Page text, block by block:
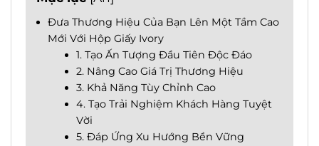
Đưa Thương Hiệu Của Bạn Lên Một Tầm Cao
Mới Với Hộp Giấy Ivory
1. Tạo Ấn Tượng Đầu Tiên Độc Đáo
2. Nâng Cao Giá Trị Thương Hiệu
3. Khả Năng Tùy Chỉnh Cao
4. Tạo Trải Nghiệm Khách Hàng Tuyệt
Vời
5. Đáp Ứng Xu Hướng Bền Vững